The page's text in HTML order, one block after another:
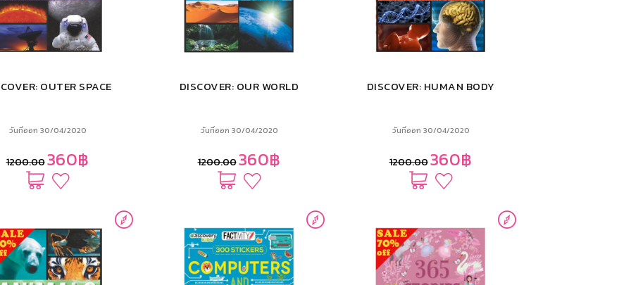
OUTER SPACE
วันที่ออก 30/04/2020
1200.00360฿
DISCOVER: OUR WORLD
วันที่ออก 30/04/2020
1200.00360฿
DISCOVER: HUMAN BODY
วันที่ออก 30/04/2020
1200.00360฿